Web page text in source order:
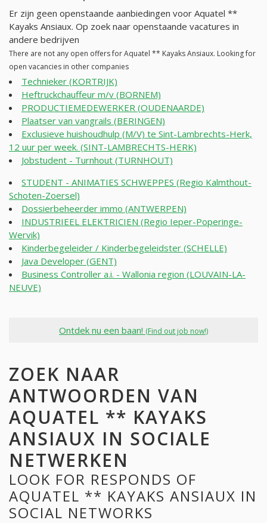
Er zijn geen openstaande aanbiedingen voor Aquatel **
Kayaks Ansiaux. Op zoek naar openstaande vacatures in
andere bedrijven
There are not any open offers for Aquatel ** Kayaks Ansiaux. Looking for
open vacancies in other companies
Technieker (KORTRIJK)
Heftruckchauffeur m/v (BORNEM)
PRODUCTIEMEDEWERKER (OUDENAARDE)
Plaatser van vangrails (BERINGEN)
Exclusieve huishoudhulp (M/V) te Sint-Lambrechts-Herk,
12 uur per week. (SINT-LAMBRECHTS-HERK)
Jobstudent - Turnhout (TURNHOUT)
STUDENT - ANIMATIES SCHWEPPES (Regio Kalmthout-
Schoten-Zoersel)
Dossierbeheerder immo (ANTWERPEN)
INDUSTRIEEL ELEKTRICIEN (Regio Ieper-Poperinge-
Wervik)
Kinderbegeleider / Kinderbegeleidster (SCHELLE)
Java Developer (GENT)
Business Controller a.i. - Wallonia region (LOUVAIN-LA-
NEUVE)
Ontdek nu een baan! (Find out job now!)
ZOEK NAAR
ANTWOORDEN VAN
AQUATEL ** KAYAKS
ANSIAUX IN SOCIALE
NETWERKEN
LOOK FOR RESPONDS OF
AQUATEL ** KAYAKS ANSIAUX IN
SOCIAL NETWORKS